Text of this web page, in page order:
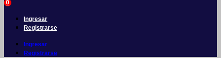
0
Ingresar
Registrarse
Ingresar
Registrarse